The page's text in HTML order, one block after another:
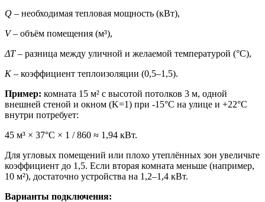
Q – необходимая тепловая мощность (кВт),
V– объём помещения (м³),
ΔT– разница между уличной и желаемой температурой (°C),
K– коэффициент теплоизоляции (0,5–1,5).
Пример: комната 15 м² с высотой потолков 3 м, одной
внешней стеной и окном (K=1) при -15°C на улице и +22°C
внутри потребует:
45 м³ × 37°C × 1 / 860 ≈ 1,94 кВт.
Для угловых помещений или плохо утеплённых зон увеличьте
коэффициент до 1,5. Если вторая комната меньше (например,
10 м²), достаточно устройства на 1,2–1,4 кВт.
Варианты подключения: